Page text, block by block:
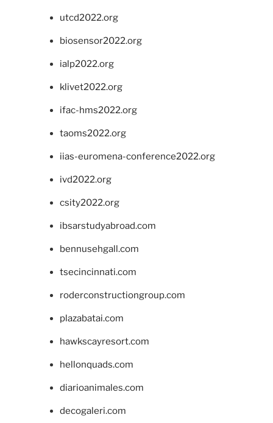
utcd2022.org
biosensor2022.org
ialp2022.org
klivet2022.org
ifac-hms2022.org
taoms2022.org
iias-euromena-conference2022.org
ivd2022.org
csity2022.org
ibsarstudyabroad.com
bennusehgall.com
tsecincinnati.com
roderconstructiongroup.com
plazabatai.com
hawkscayresort.com
hellonquads.com
diarioanimales.com
decogaleri.com